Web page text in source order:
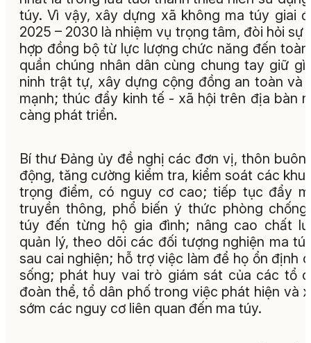
túy. Vì vậy, xây dựng xã không ma túy giai
2025 – 2030 là nhiệm vụ trọng tâm, đòi hỏi sự
hợp đồng bộ từ lực lượng chức năng đến
quần chúng nhân dân cùng chung tay giữ
ninh trật tự, xây dựng cộng đồng an toàn và
mạnh; thúc đẩy kinh tế - xã hội trên địa bàn
càng phát triển.
Bí thư Đảng ủy đề nghị các đơn vị, thôn buôn
động, tăng cường kiểm tra, kiểm soát các khu
trọng điểm, có nguy cơ cao; tiếp tục đẩy
truyền thông, phổ biến ý thức phòng
túy đến từng hộ gia đình; nâng cao chất
quản lý, theo dõi các đối tượng nghiện ma
sau cai nghiện; hỗ trợ việc làm để họ ổn định
sống; phát huy vai trò giám sát của các tổ
đoàn thể, tổ dân phố trong việc phát hiện và
sớm các nguy cơ liên quan đến ma túy.